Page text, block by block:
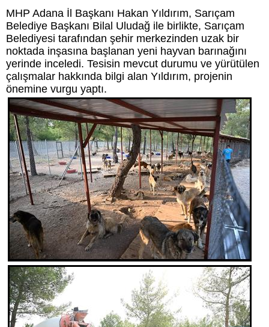
MHP Adana İl Başkanı Hakan Yıldırım, Sarıçam
Belediye Başkanı Bilal Uludağ ile birlikte, Sarıçam
Belediyesi tarafından şehir merkezinden uzak bir
noktada inşasına başlanan yeni hayvan barınağını
yerinde inceledi. Tesisin mevcut durumu ve yürütülen
çalışmalar hakkında bilgi alan Yıldırım, projenin
önemine vurgu yaptı.